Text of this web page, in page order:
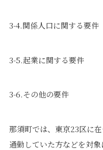
3-4.関係人口に関する要件
3-5.起業に関する要件
3-6.その他の要件
那須町では、東京23区に
通勤していた方などを対